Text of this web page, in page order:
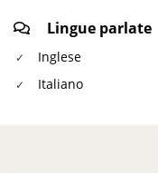
Lingue parlate
Inglese
Italiano